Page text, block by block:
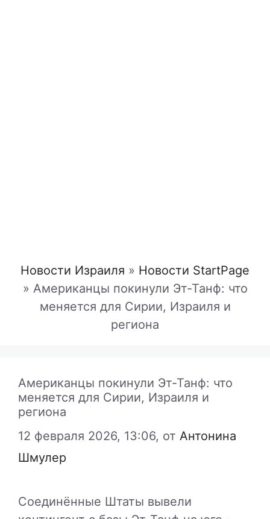
Новости Израиля » Новости StartPage
» Американцы покинули Эт-Танф: что
меняется для Сирии, Израиля и
региона
Американцы покинули Эт-Танф: что
меняется для Сирии, Израиля и
региона
12 февраля 2026, 13:06, от Антонина
Шмулер
Соединённые Штаты вывели